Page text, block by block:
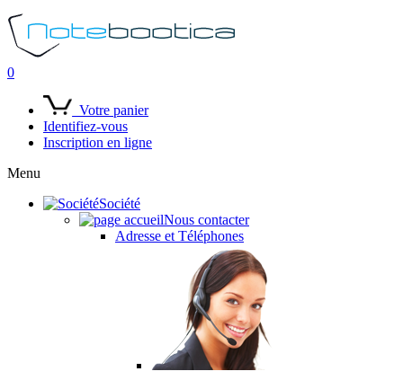
0
Votre panier
Identifiez-vous
Inscription en ligne
Menu
Société
Nous contacter
Adresse et Téléphones